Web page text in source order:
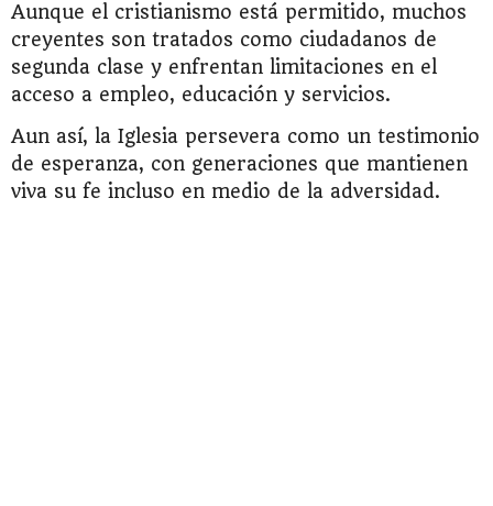
Aunque el cristianismo está permitido, muchos
creyentes son tratados como ciudadanos de
segunda clase y enfrentan limitaciones en el
acceso a empleo, educación y servicios.
Aun así, la Iglesia persevera como un testimonio
de esperanza, con generaciones que mantienen
viva su fe incluso en medio de la adversidad.